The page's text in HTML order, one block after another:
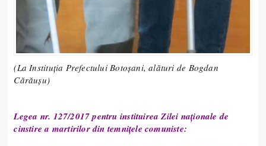
(La Instituția Prefectului Botoșani, alături de Bogdan
Cărăușu)
Legea nr. 127/2017 pentru instituirea Zilei naționale de
cinstire a martirilor din temnițele comuniste: